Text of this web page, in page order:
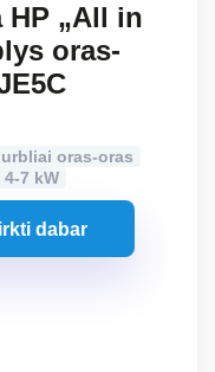
HP „All in
oras-
oras-oras
4-7 kW
dabar